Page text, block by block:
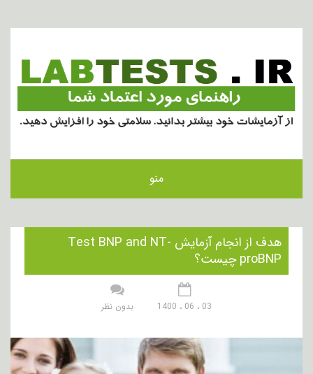
منو
هدف از انجام آزمایش Test BNP and NT-
proBNP چیست؟
03 ، 06 ، 1400 بدون نظر